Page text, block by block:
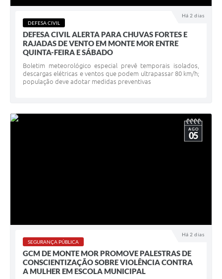
Há 2 dias
DEFESA CIVIL
DEFESA CIVIL ALERTA PARA CHUVAS FORTES E
RAJADAS DE VENTO EM MONTE MOR ENTRE
QUINTA-FEIRA E SÁBADO
Boletim meteorológico especial prevê temporais isolados,
descargas elétricas e ventos que podem ultrapassar 80 km/h;
população deve adotar medidas preventivas
Há 2 dias
AGO
05
SEGURANÇA PÚBLICA
GCM DE MONTE MOR PROMOVE PALESTRAS DE
CONSCIENTIZAÇÃO SOBRE VIOLÊNCIA CONTRA
A MULHER EM ESCOLA MUNICIPAL